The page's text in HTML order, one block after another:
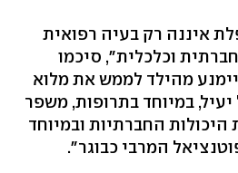
איננה רק בעיה רפואית
וכלכלית", סיכמו
מהילד לממש את מלוא
יעיל, במיוחד בתרופות, משפר
החברתיות ובמיוחד
המרבי כבוגר".